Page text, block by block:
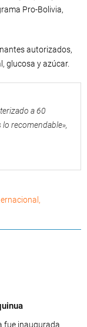
Pro-Bolivia,
autorizados,
glucosa y azúcar.
a 60
recomendable»,
,
fue inaugurada